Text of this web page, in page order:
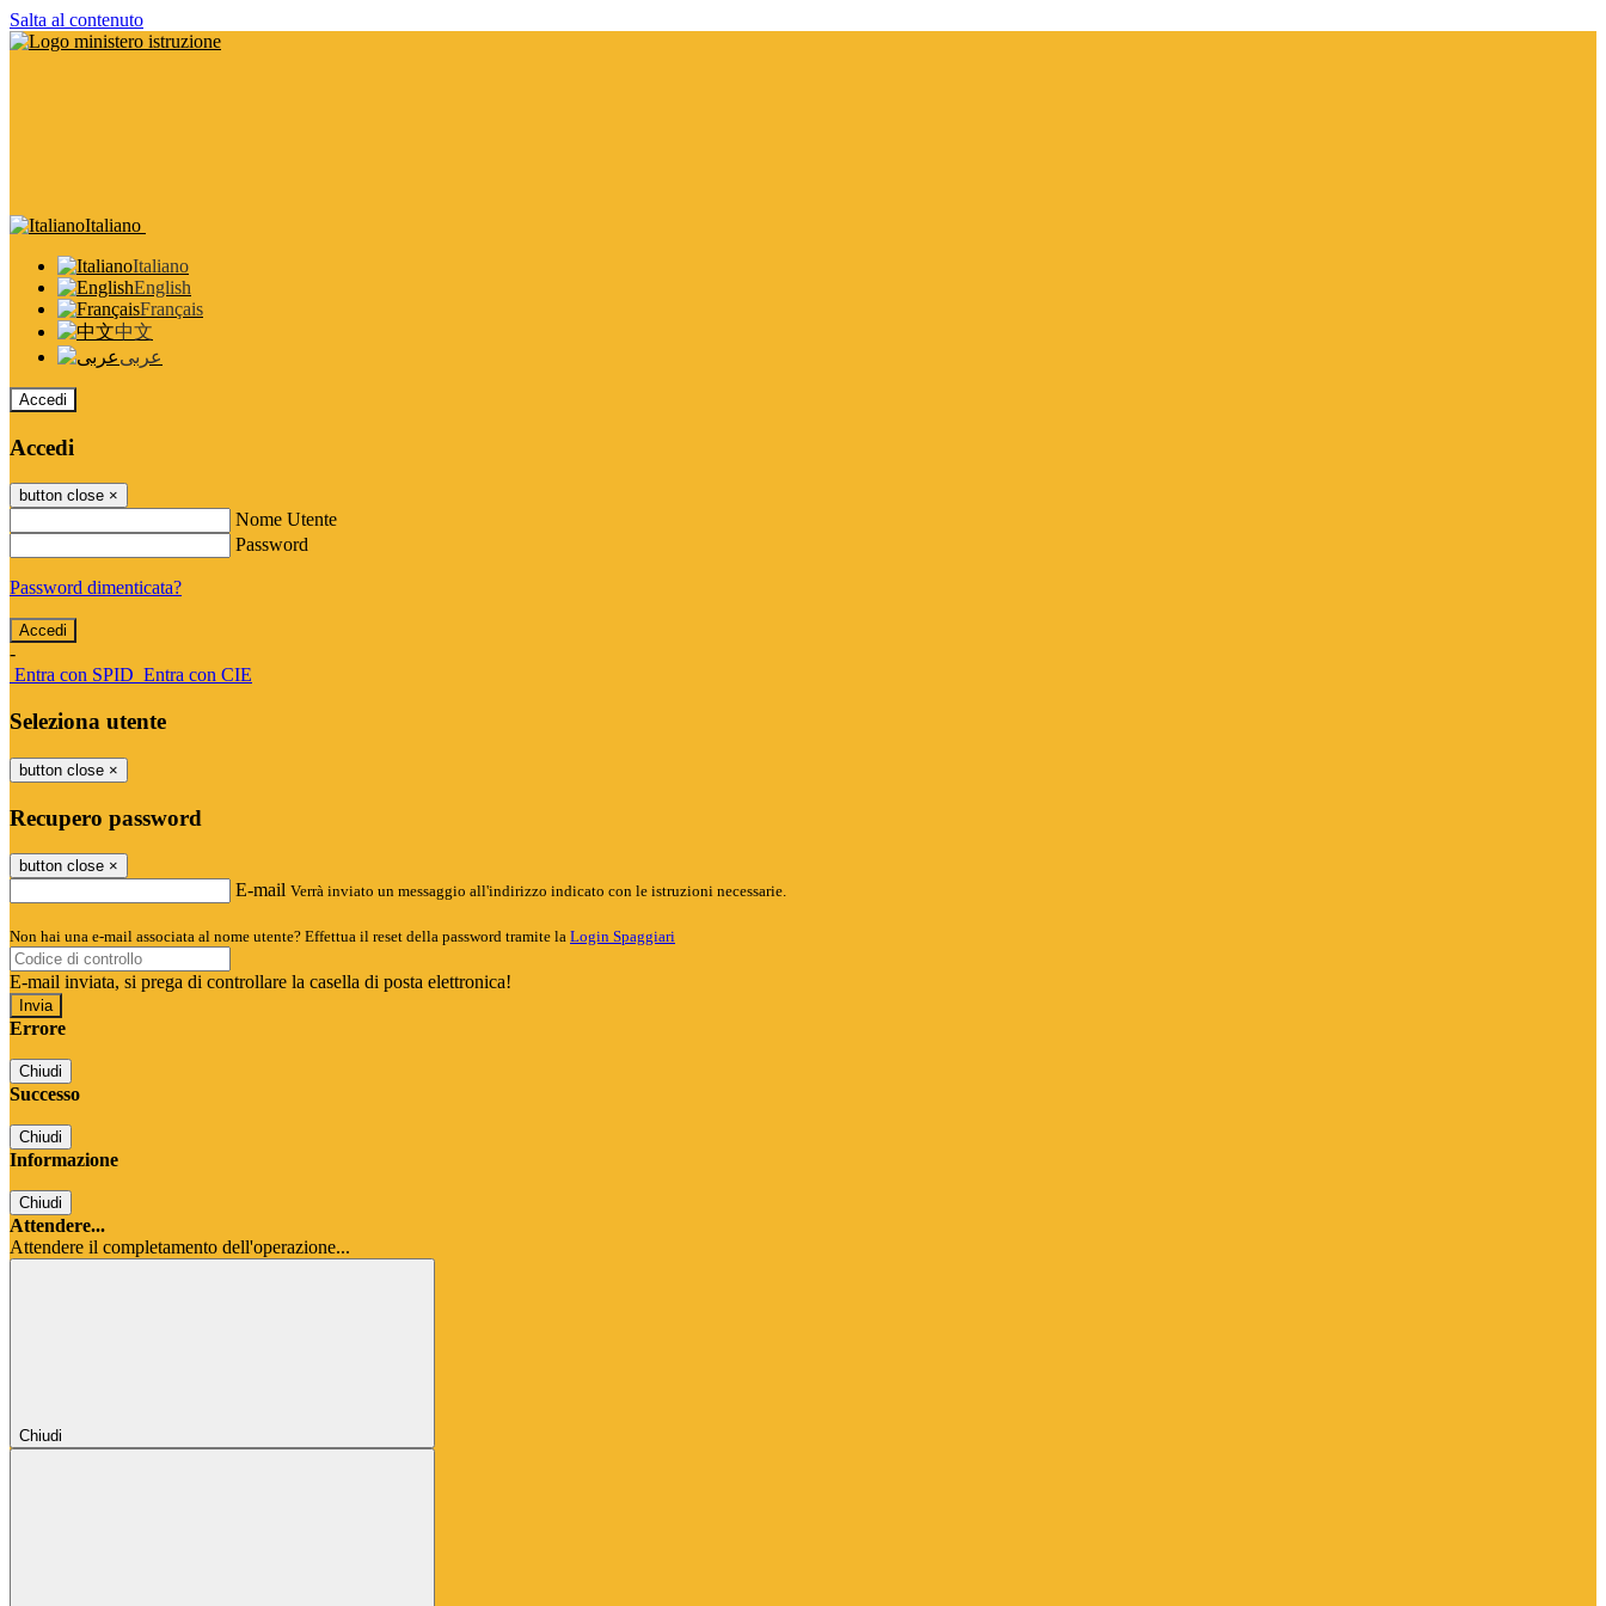
Salta al contenuto
Italiano
Italiano
English
Français
中文
عربى
Accedi
Accedi
button close ×
Nome Utente
Password
Password dimenticata?
-
Entra con SPID Entra con CIE
Seleziona utente
button close ×
Recupero password
button close ×
E-mail Verrà inviato un messaggio all'indirizzo indicato con le istruzioni necessarie.
Non hai una e-mail associata al nome utente? Effettua il reset della password tramite la Login Spaggiari
E-mail inviata, si prega di controllare la casella di posta elettronica!
Errore
Chiudi
Successo
Chiudi
Informazione
Chiudi
Attendere...
Attendere il completamento dell'operazione...
Chiudi